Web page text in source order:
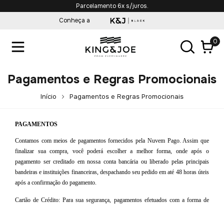
Parcelamento 6x s/juros.
Conheça a
0
Pagamentos e Regras Promocionais
Início Pagamentos e Regras Promocionais
PAGAMENTOS
Contamos com meios de pagamentos fornecidos pela Nuvem Pago. Assim que
finalizar sua compra, você poderá escolher a melhor forma, onde após o
pagamento ser creditado em nossa conta bancária ou liberado pelas principais
bandeiras e instituições financeiras, despachando seu pedido em até 48 horas úteis
após a confirmação do pagamento.
Cartão de Crédito: Para sua segurança, pagamentos efetuados com a forma de